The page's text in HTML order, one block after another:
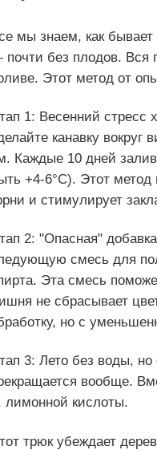
мы знаем, как
без плодов. Вся
Этот метод от
1: Весенний стресс
канавку
Каждые 10 дней
+4-6°C). Этот метод
и стимулирует
2: "Опасная"
смесь для
Эта смесь
не сбрасывает
но с
3: Лето без воды,
вообще.
лимонной кислоты.
трюк убеждает